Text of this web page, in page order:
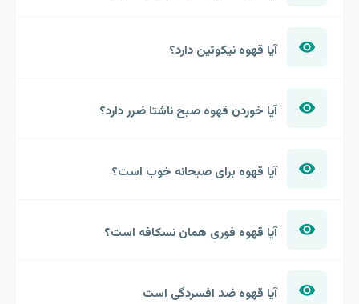
آیا قهوه نیکوتین دارد؟
آیا خوردن قهوه صبح ناشتا ضرر دارد؟
آیا قهوه برای صبحانه خوب است؟
آیا قهوه فوری همان نسکافه است؟
آیا قهوه ضد افسردگی است